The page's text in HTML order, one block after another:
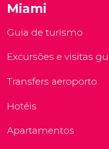
Miami
Guia de turismo
Excursões e visitas
Transfers aeroporto
Hotéis
Apartamentos